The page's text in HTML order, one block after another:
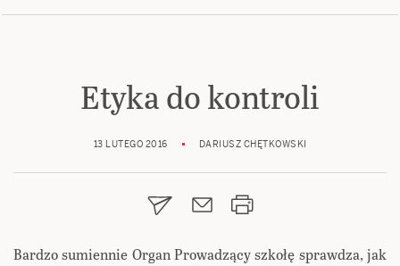
Etyka do kontroli
13 LUTEGO 2016 DARIUSZ CHĘTKOWSKI
Bardzo sumiennie Organ Prowadzący szkołę sprawdza, jak